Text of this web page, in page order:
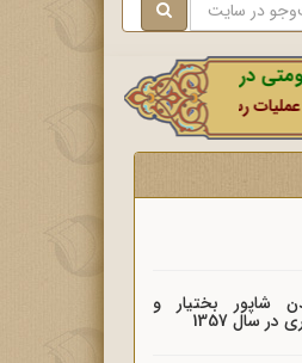
در سایه وحدت ملی و امنیت ملی.
او است که در این ایام بطور
شاپور بختیار و
سال 1357